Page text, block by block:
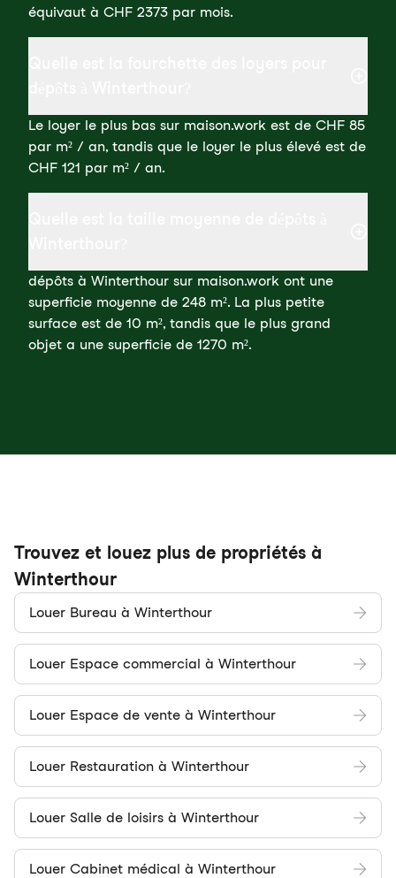
équivaut à CHF 2373 par mois.
Le loyer le plus bas sur maison.work est de CHF 85
par m² / an, tandis que le loyer le plus élevé est de
CHF 121 par m² / an.
dépôts à Winterthour sur maison.work ont une
superficie moyenne de 248 m². La plus petite
surface est de 10 m², tandis que le plus grand
objet a une superficie de 1270 m².
Trouvez et louez plus de propriétés à
Winterthour
Louer Bureau à Winterthour
Louer Espace commercial à Winterthour
Louer Espace de vente à Winterthour
Louer Restauration à Winterthour
Louer Salle de loisirs à Winterthour
Louer Cabinet médical à Winterthour